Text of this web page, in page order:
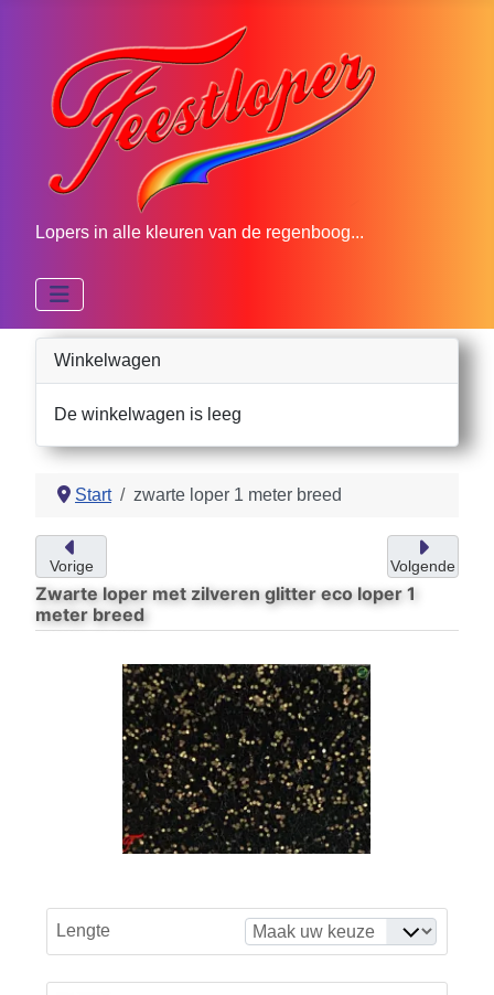
Lopers in alle kleuren van de regenboog...
Winkelwagen
De winkelwagen is leeg
Start zwarte loper 1 meter breed
Vorige Volgende
Zwarte loper met zilveren glitter eco loper 1
meter breed
Lengte